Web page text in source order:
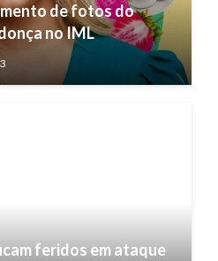
de fotos do
no IML
feridos em ataque